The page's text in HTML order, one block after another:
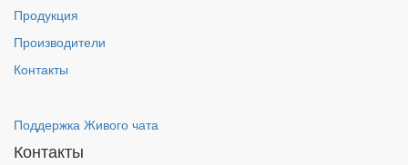
Продукция
Производители
Контакты
Поддержка Живого чата
Контакты